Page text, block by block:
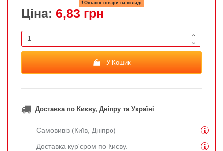
Останні товари на складі
Ціна: 6,83 грн
У Кошик
Доставка по Києву, Дніпру та Україні
Самовивіз (Київ, Дніпро)
Доставка кур'єром по Києву.